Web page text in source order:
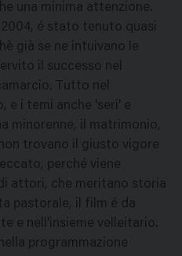
una minima attenzione.
é stato tenuto quasi
già se ne intuivano le
il successo nel
Tutto nel
e i temi anche 'seri' e
minorenne, il matrimonio,
trovano il giusto vigore
perché viene
attori, che meritano storia
pastorale, il film é da
e nell'insieme velleitario.
programmazione